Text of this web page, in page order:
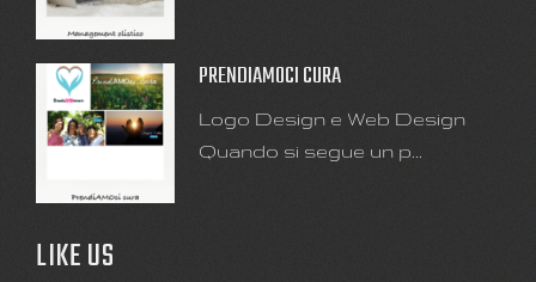
PRENDIAMOCI CURA
Logo Design e Web Design
Quando si segue un p...
LIKE US